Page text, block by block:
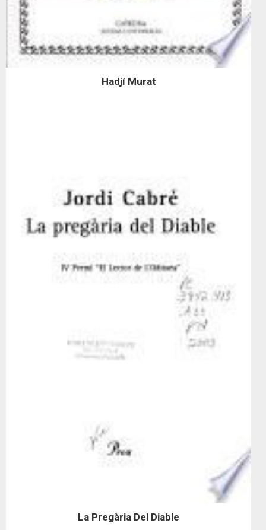
Hadjí Murat
La Pregària Del Diable